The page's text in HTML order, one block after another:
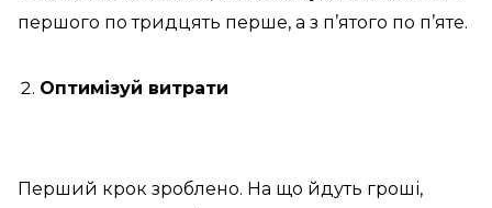
першого по тридцять перше, а з п’ятого по п’яте.
Оптимізуй витрати
Перший крок зроблено. На що йдуть гроші,